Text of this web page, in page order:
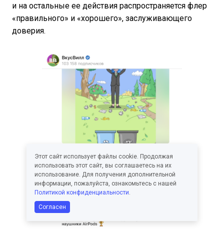
и на остальные ее действия распространяется флер
«правильного» и «хорошего», заслуживающего
доверия.
Этот сайт использует файлы cookie. Продолжая
использовать этот сайт, вы соглашаетесь на их
использование. Для получения дополнительной
информации, пожалуйста, ознакомьтесь с нашей
Политикой конфиденциальности.
Согласен